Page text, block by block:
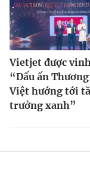
Vietjet được
“Dấu ấn
Việt hướng tới
trưởng xanh”